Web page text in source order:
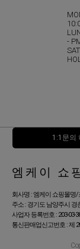
-
1:1문의
엠케이 쇼
회사명 : 엠케이 쇼핑몰명
주소 : 경기도 남양주시 경
사업자 등록번호 : 203-03-
통신판매업신고번호 : 제